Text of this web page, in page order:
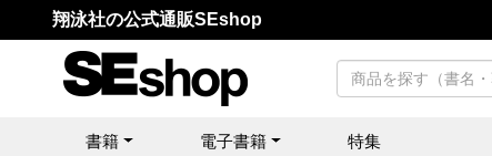
翔泳社の公式通販SEshop
書籍 電子書籍 特集